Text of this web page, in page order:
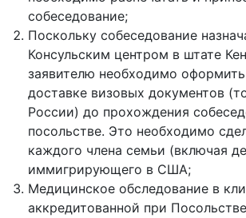
собеседование;
Поскольку собеседование
Консульским центром в штате
заявителю необходимо оформить
доставке визовых документов
России) до прохождения
посольстве. Это необходимо
каждого члена семьи (включая
иммигрирующего в США;
Медицинское обследование в
аккредитованной при